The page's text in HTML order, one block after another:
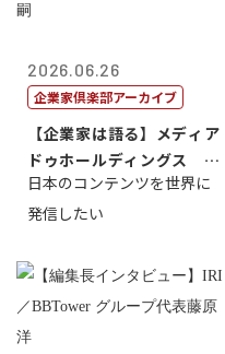
2026.06.26
企業家倶楽部アーカイブ
【企業家は語る】メディア
ドゥホールディングス 代
表取締役社長...
日本のコンテンツを世界に
発信したい